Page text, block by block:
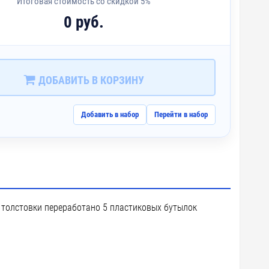
0 руб.
ДОБАВИТЬ В КОРЗИНУ
Добавить в набор Перейти в набор
переработано 5 пластиковых бутылок